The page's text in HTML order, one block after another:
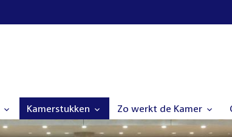
Kamerstukken Zo werkt de Kamer